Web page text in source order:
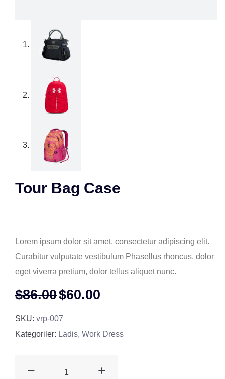
Tour Bag Case
Lorem ipsum dolor sit amet, consectetur adipiscing elit.
Curabitur vulputate vestibulum Phasellus rhoncus, dolor
eget viverra pretium, dolor tellus aliquet nunc.
$86.00$60.00
SKU: vrp-007
Kategoriler: Ladis, Work Dress